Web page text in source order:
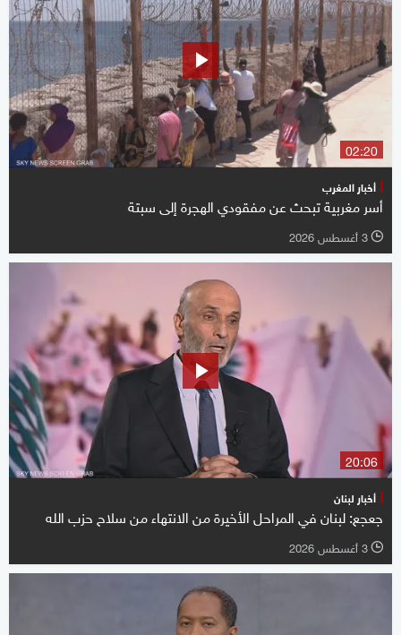
02:20
أخبار المغرب
أسر مغربية تبحث عن مفقودي الهجرة إلى سبتة
l 3 أغسطس 2026
20:06
أخبار لبنان
جعجع: لبنان في المراحل الأخيرة من الانتهاء من سلاح حزب الله
l 3 أغسطس 2026